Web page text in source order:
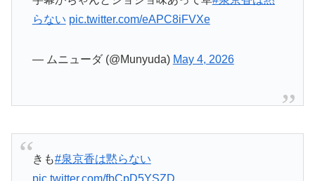
らない
pic.twitter.com/eAPC8iFVXe
— ムニューダ (@Munyuda) May 4, 2026
きも
pic.twitter.com/fbCpD5YSZD